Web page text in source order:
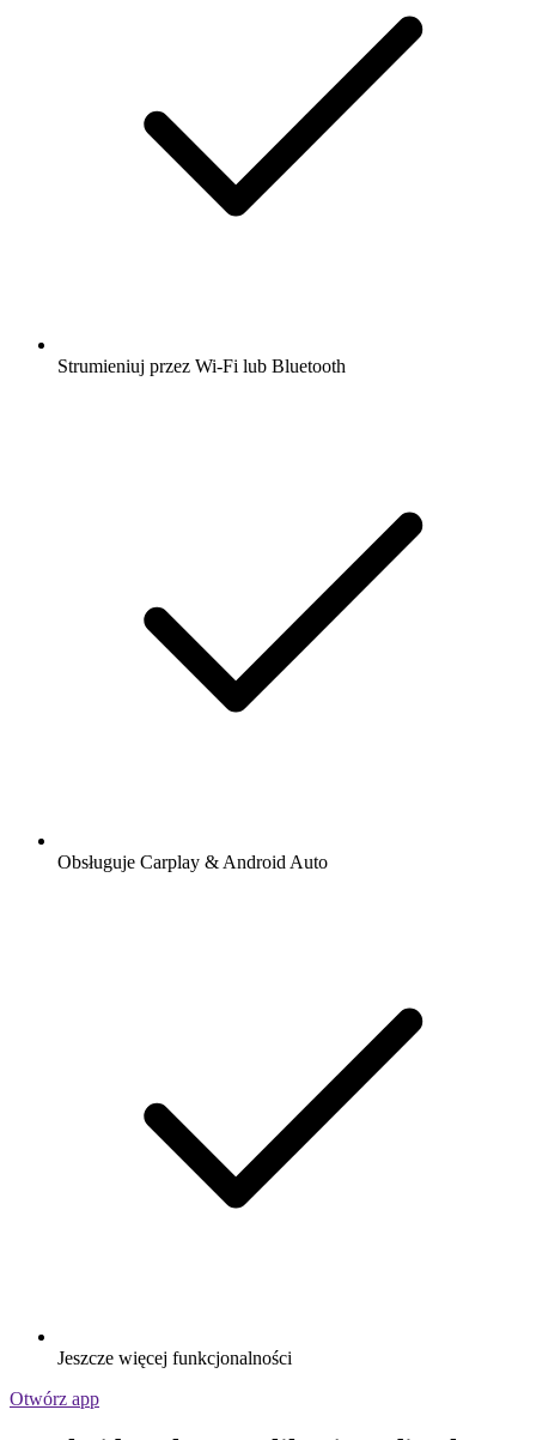
Strumieniuj przez Wi-Fi lub Bluetooth
Obsługuje Carplay & Android Auto
Jeszcze więcej funkcjonalności
Otwórz app